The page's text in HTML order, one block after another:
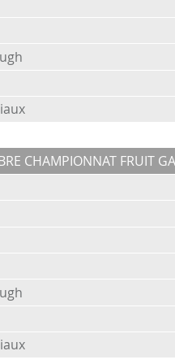
CHAMPIONNAT FRUIT